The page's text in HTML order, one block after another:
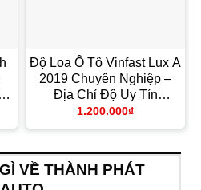
Độ Loa Ô Tô Vinfast Lux A
2019 Chuyên Nghiệp –
Địa Chỉ Độ Uy Tín
TPHCM
1.200.000₫
VỀ THÀNH PHÁT